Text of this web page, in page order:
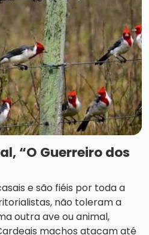
“O Guerreiro dos
e são fiéis por toda a
não toleram a
outra ave ou animal,
machos atacam até